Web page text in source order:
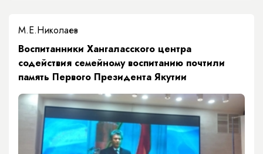
М.Е.Николаев
​Воспитанники Хангаласского центра
содействия семейному воспитанию почтили
память Первого Президента Якутии